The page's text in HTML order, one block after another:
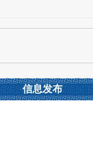
信息发布